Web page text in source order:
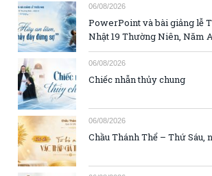
06/08/2026
PowerPoint và bài giảng lễ
Nhật 19 Thường Niên, Năm
06/08/2026
Chiếc nhẫn thủy chung
06/08/2026
Chầu Thánh Thể – Thứ Sáu,